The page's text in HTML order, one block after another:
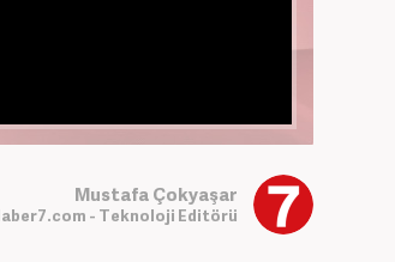
Mustafa Çokyaşar
- Teknoloji Editörü